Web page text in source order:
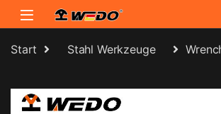
Skip to navigation
Skip to content
Start Stahl Werkzeuge